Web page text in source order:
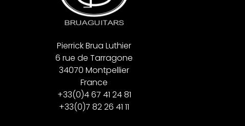
Pierrick Brua Luthier
6 rue de Tarragone
34070 Montpellier
France
+33(0)4 67 41 24 81
+33(0)7 82 26 41 11